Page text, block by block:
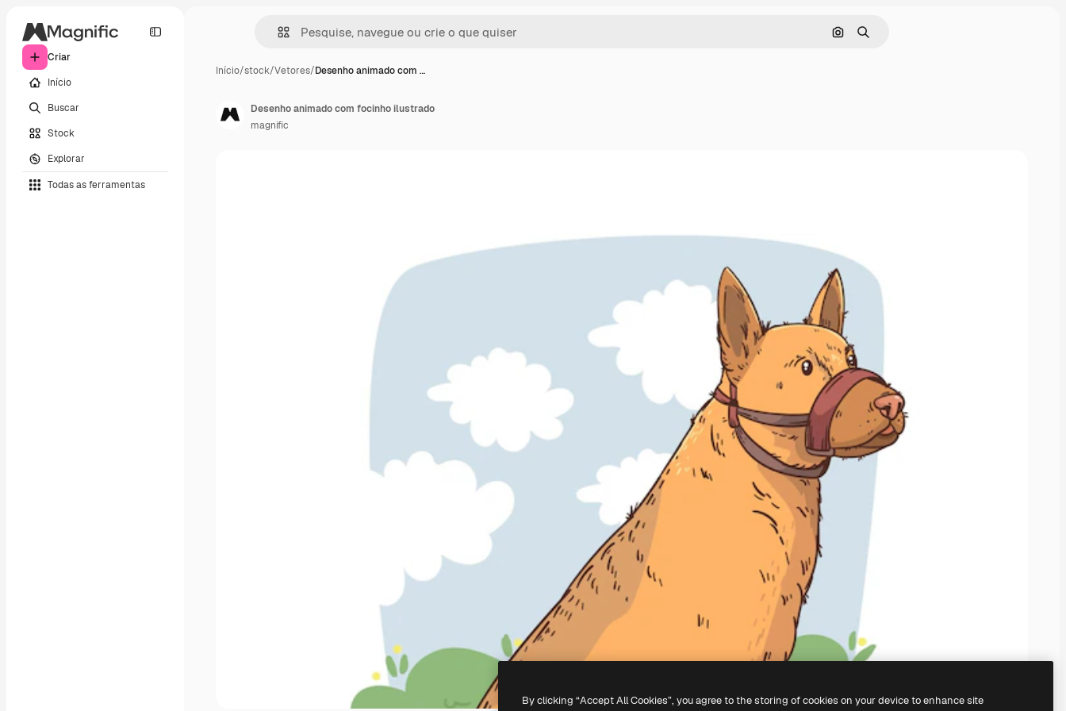
Criar
Início
Buscar
Stock
Explorar
Todas as ferramentas
Pesquisar por imagem
Buscar
Início/stock/Vetores/Desenho animado com …
Desenho animado com focinho ilustrado
magnific
By clicking “Accept All Cookies”, you agree to the storing of cookies on your device to enhance site